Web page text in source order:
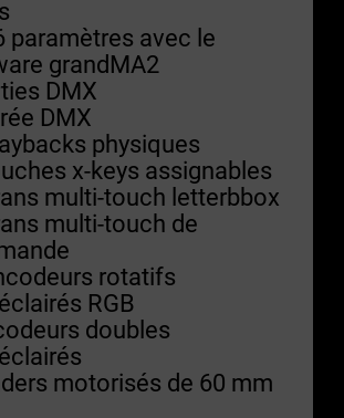
paramètres avec le
grandMA2
DMX
DMX
physiques
x-keys assignables
multi-touch letterbbox
multi-touch de
rotatifs
RGB
doubles
motorisés de 60 mm